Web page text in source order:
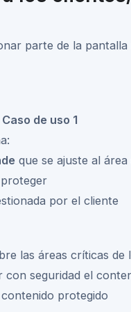
parte de la
Caso de uso 1
que se ajuste al
proteger
por el cliente
las áreas críticas de
seguridad el
protegido